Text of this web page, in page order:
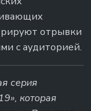
отрывки
с аудиторией.
серия
которая